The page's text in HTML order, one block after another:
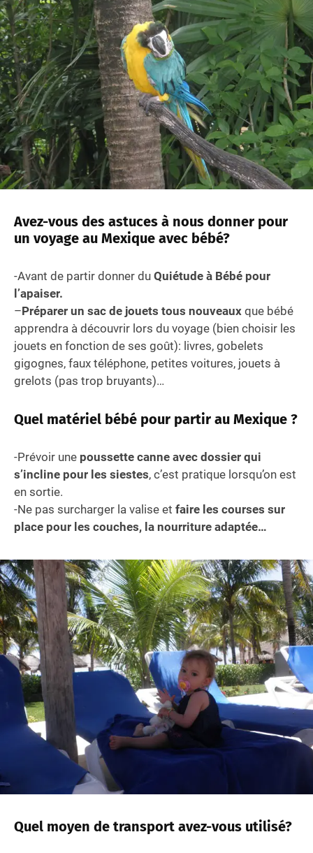
Avez-vous des astuces à nous donner pour
un voyage au Mexique avec bébé?
-Avant de partir donner du Quiétude à Bébé pour
l’apaiser.
–Préparer un sac de jouets tous nouveaux que bébé
apprendra à découvrir lors du voyage (bien choisir les
jouets en fonction de ses goût): livres, gobelets
gigognes, faux téléphone, petites voitures, jouets à
grelots (pas trop bruyants)…
Quel matériel bébé pour partir au Mexique ?
-Prévoir une poussette canne avec dossier qui
s’incline pour les siestes, c’est pratique lorsqu’on est
en sortie.
-Ne pas surcharger la valise et faire les courses sur
place pour les couches, la nourriture adaptée…
Quel moyen de transport avez-vous utilisé?